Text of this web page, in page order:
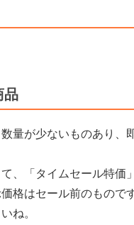
品
量が少ないものあり、
、「タイムセール特価
格はセール前のもので
ね。